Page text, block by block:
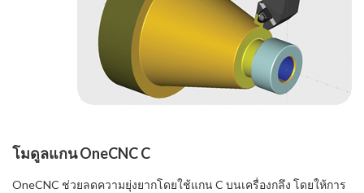
โมดูลแกน OneCNC C
OneCNC ช่วยลดความยุ่งยากโดยใช้แกน C บนเครื่องกลึง โดยให้การ